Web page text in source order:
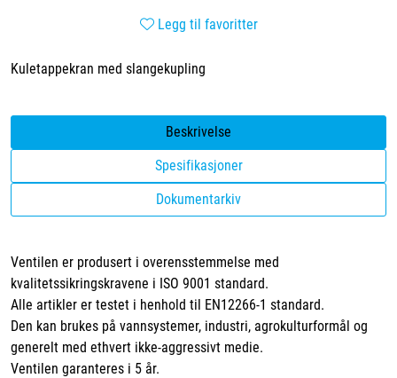
Legg til favoritter
Kuletappekran med slangekupling
Beskrivelse
Spesifikasjoner
Dokumentarkiv
Ventilen er produsert i overensstemmelse med
kvalitetssikringskravene i ISO 9001 standard.
Alle artikler er testet i henhold til EN12266-1 standard.
Den kan brukes på vannsystemer, industri, agrokulturformål og
generelt med ethvert ikke-aggressivt medie.
Ventilen garanteres i 5 år.